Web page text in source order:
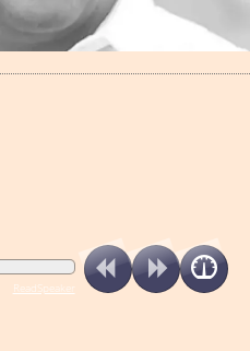
ReadSpeaker